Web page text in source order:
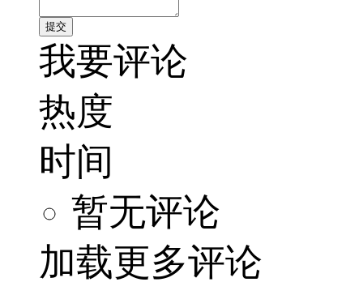
我要评论
热度
时间
暂无评论
加载更多评论